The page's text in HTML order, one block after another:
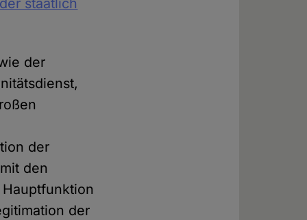
staatlich
der
der
den
der